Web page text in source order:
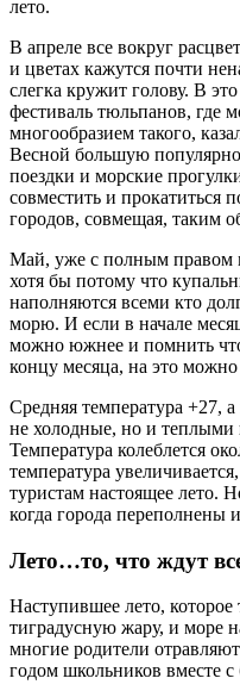
лето.
В апреле все вокруг
и цветах кажутся почти
слегка кружит голову. В
фестиваль тюльпанов, где
многообразием такого,
Весной большую
поездки и морские
совместить и прокатиться
городов, совмещая, таким
Май, уже с полным правом
хотя бы потому что
наполняются всеми кто
морю. И если в начале
можно южнее и помнить
концу месяца, на это
Средняя температура +27,
не холодные, но и теплыми
Температура колеблется
температура
туристам настоящее лето.
когда города переполнены
Лето…то, что ждут
Наступившее лето,
тиградусную жару, и море
многие родители
годом школьников вместе